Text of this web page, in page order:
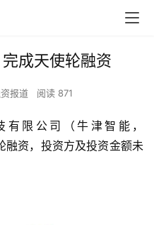
成天使轮融资
报道 阅读 871
有限公司（牛津智能，
融资，投资方及投资金额未